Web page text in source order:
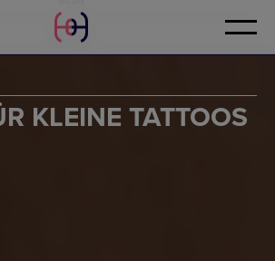
KONTAKT
KLEINE TATTOOS